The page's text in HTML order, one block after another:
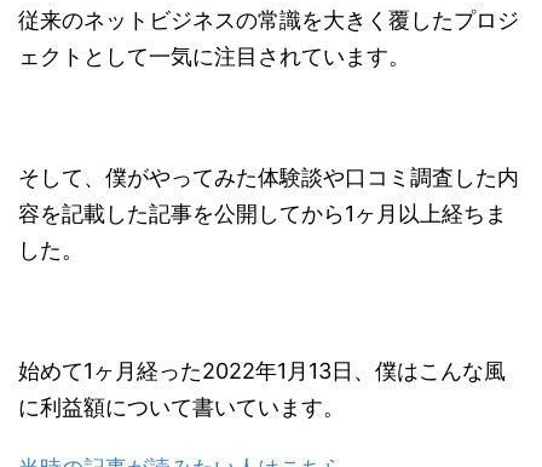
従来のネットビジネスの常識を大きく覆したプロジ
ェクトとして一気に注目されています。
そして、僕がやってみた体験談や口コミ調査した内
容を記載した記事を公開してから1ヶ月以上経ちま
した。
始めて1ヶ月経った2022年1月13日、僕はこんな風
に利益額について書いています。